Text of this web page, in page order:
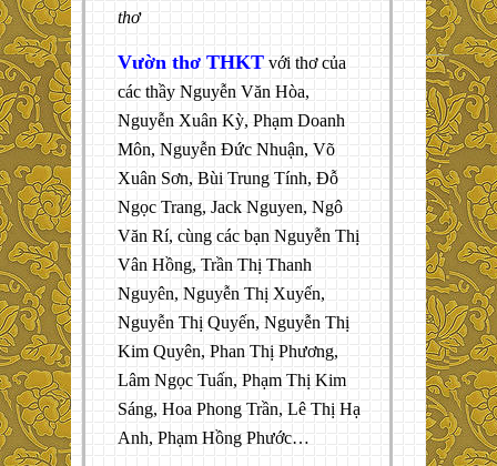
thơ
Vườn thơ THKT với thơ của
các thầy Nguyễn Văn Hòa,
Nguyễn Xuân Kỳ, Phạm Doanh
Môn, Nguyễn Đức Nhuận, Võ
Xuân Sơn, Bùi Trung Tính, Đỗ
Ngọc Trang, Jack Nguyen, Ngô
Văn Rí, cùng các bạn Nguyễn Thị
Vân Hồng, Trần Thị Thanh
Nguyên, Nguyễn Thị Xuyến,
Nguyễn Thị Quyến, Nguyễn Thị
Kim Quyên, Phan Thị Phương,
Lâm Ngọc Tuấn, Phạm Thị Kim
Sáng, Hoa Phong Trần, Lê Thị Hạ
Anh, Phạm Hồng Phước…